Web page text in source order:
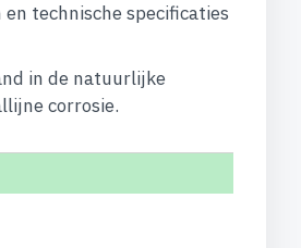
technische specificaties
in de natuurlijke
corrosie.